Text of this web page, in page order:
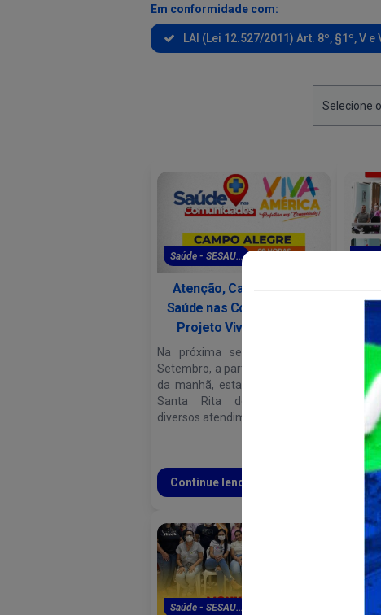
Em conformidade com:
LAI (Lei 12.527/2011) Art. 8º, §1º, V e
Saúde - SESAU...
Atenção, Campo Alegre!
Saúde nas Comunidades e
Projeto Viva América...
Na próxima sexta-feira, 23 de
Setembro, a partir das 9:00 horas
da manhã, estaremos na Escola
Santa Rita de Cássia com
diversos atendimentos.
Continue lendo
O
Saúde - SESAU...